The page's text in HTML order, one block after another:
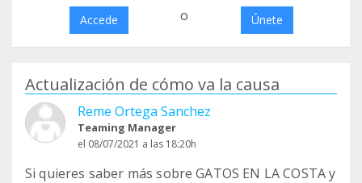
Accede o Únete
Actualización de cómo va la causa
Reme Ortega Sanchez
Teaming Manager
el 08/07/2021 a las 18:20h
Si quieres saber más sobre GATOS EN LA COSTA y